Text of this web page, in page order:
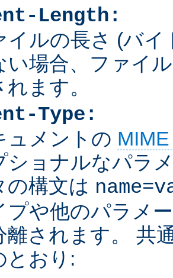
Length:
イルの長さ (バ
い場合、ファイ
れます。
Type:
ュメントの
ショナルなパラ
の構文は
プや他のパラメ
離されます。 共
とおり: